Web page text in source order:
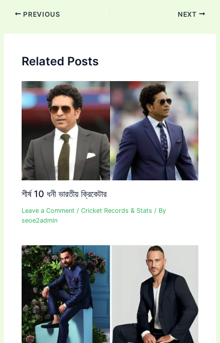
Post
PREVIOUS NEXT
Related Posts
শীর্ষ 10 ধনী ভারতীয় ক্রিকেটার
Leave a Comment /Cricket Records & Stats / By
seoe2admin